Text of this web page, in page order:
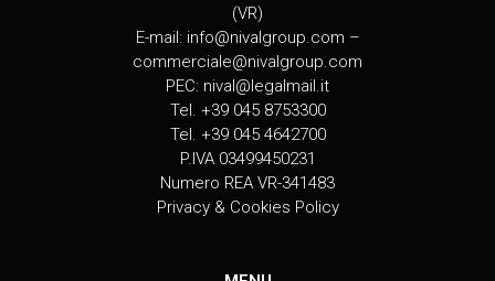
(VR)
E-mail: info@nivalgroup.com –
commerciale@nivalgroup.com
PEC: nival@legalmail.it
Tel. +39 045 8753300
Tel. +39 045 4642700
P.IVA 03499450231
Numero REA VR-341483
Privacy & Cookies Policy